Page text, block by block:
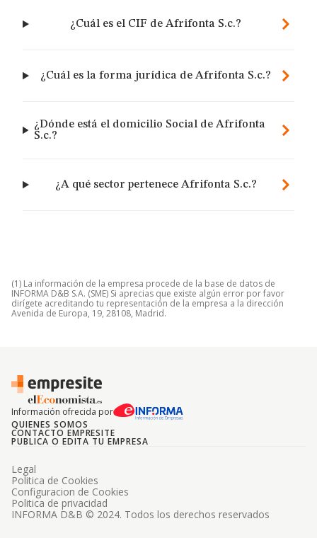
¿Cuál es el CIF de Afrifonta S.c.?
¿Cuál es la forma jurídica de Afrifonta S.c.?
¿Dónde está el domicilio Social de Afrifonta
S.c.?
¿A qué sector pertenece Afrifonta S.c.?
(1) La información de la empresa procede de la base de datos de
INFORMA D&B S.A. (SME) Si aprecias que existe algún error por favor
dirígete acreditando tu representación de la empresa a la dirección
Avenida de Europa, 19, 28108, Madrid.
Información ofrecida por
QUIENES SOMOS
CONTACTO EMPRESITE
PUBLICA O EDITA TU EMPRESA
INFORMA D&B © 2024. Todos los derechos reservados
Legal
Politica de Cookies
Configuracion de Cookies
Politica de privacidad